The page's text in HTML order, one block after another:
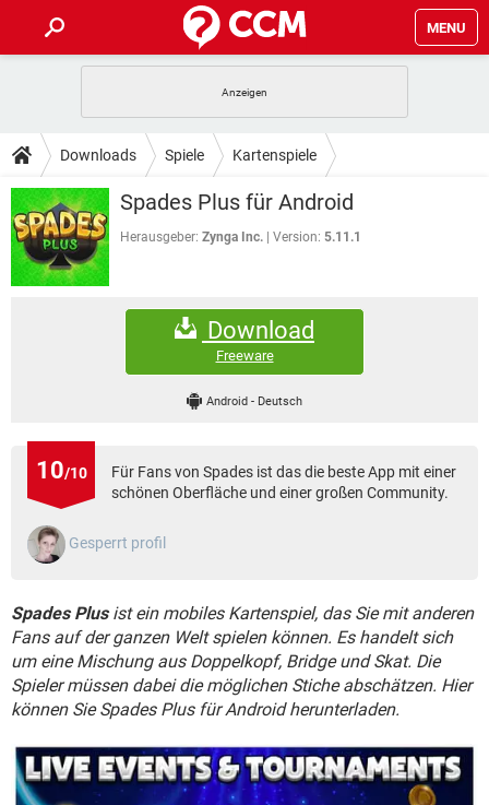
MENU
ANDROID IOS
WINDOWS 10 INSTAGRAM
WHATSAPP TIKTOK
FACEBOOK
TIPPS & TRICKS
SPIELE STREAMING
ANDROID
WINDOWS 10
HARDWARE
DOWNLOADS
SPIELE STREAMING
ANDROID
INSTAGRAM
TIKTOK
FORUM
IOS
INSTAGRAM
TIKTOK
FACEBOOK
STREAMING
WHATSAPP
FACEBOOK HARDWARE
Downloads Spiele Kartenspiele
Spades Plus für Android
Herausgeber: Zynga Inc. Version: 5.11.1
Download
Freeware
Android - Deutsch
10/10
Für Fans von Spades ist das die beste App mit einer
schönen Oberfläche und einer großen Community.
Gesperrt profil
Spades Plusist ein mobiles Kartenspiel, das Sie mit anderen
Fans auf der ganzen Welt spielen können. Es handelt sich
um eine Mischung aus Doppelkopf, Bridge und Skat. Die
Spieler müssen dabei die möglichen Stiche abschätzen. Hier
können Sie Spades Plus für Android herunterladen.